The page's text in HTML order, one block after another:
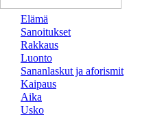
Elämä
Sanoitukset
Rakkaus
Luonto
Sananlaskut ja aforismit
Kaipaus
Aika
Usko